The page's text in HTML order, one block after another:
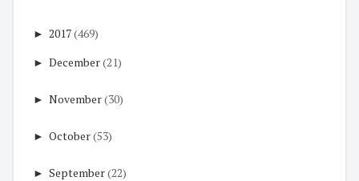
► 2017(469)
► December(21)
► November(30)
► October(53)
► September(22)